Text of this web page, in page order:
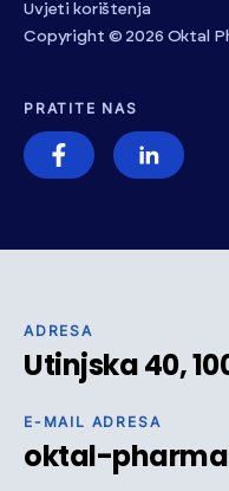
ADRESA
Utinjska 40,
E-MAIL ADRESA
oktal-
Uvjeti korištenja
Copyright © 2026 Oktal
PRATITE NAS